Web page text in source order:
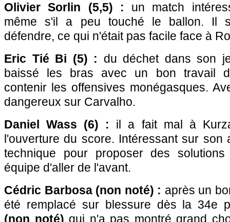
Olivier Sorlin (5,5) : un match
même s'il a peu touché le ballon. Il
défendre, ce qui n'était pas facile face à
Eric Tié Bi (5) : du déchet dans son
baissé les bras avec un bon travail
contenir les offensives monégasques.
dangereux sur Carvalho.
Daniel Wass (6) : il a fait mal à
l'ouverture du score. Intéressant sur
technique pour proposer des
équipe d'aller de l'avant.
Cédric Barbosa (non noté) : après un
été remplacé sur blessure dès la 34e
(non noté) qui n'a pas montré grand